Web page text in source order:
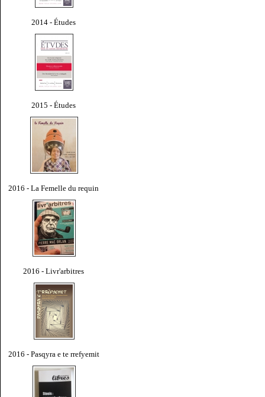
2014 - Études
2015 - Études
2016 - La Femelle du requin
2016 - Livr'arbitres
2016 - Pasqyra e te rrefyemit